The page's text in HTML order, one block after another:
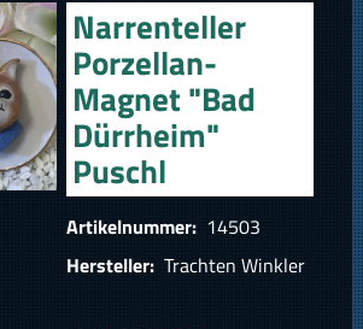
Narrenteller
Porzellan-
Magnet "Bad
Dürrheim"
Puschl
Artikelnummer: 14503
Hersteller: Trachten Winkler